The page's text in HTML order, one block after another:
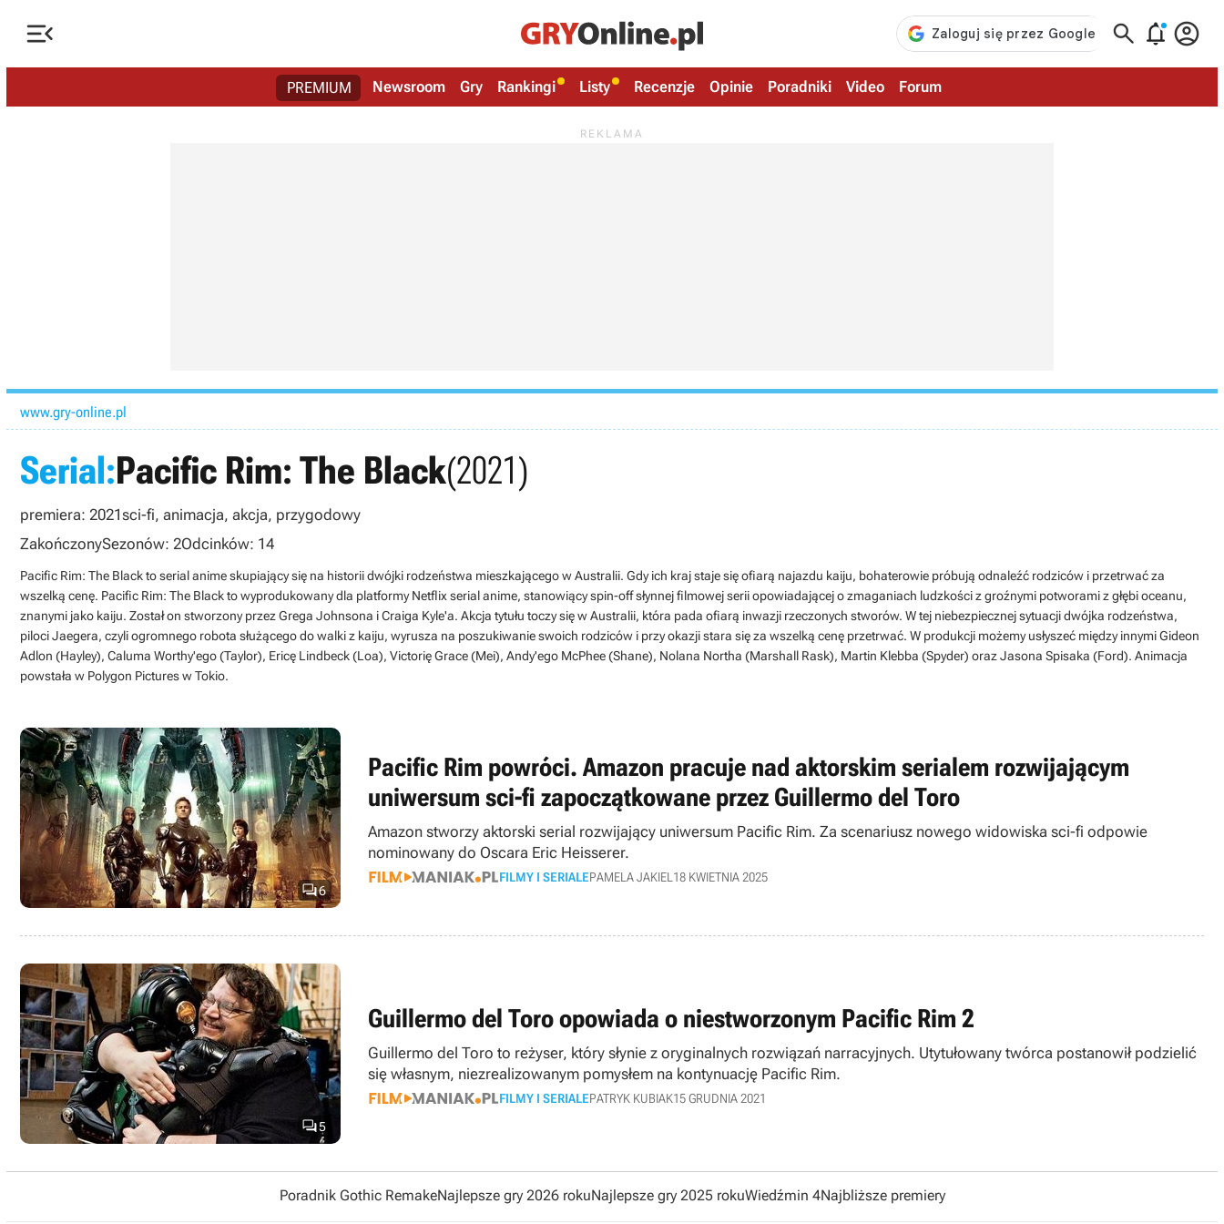
   
PREMIUM Newsroom Gry Rankingi Listy Recenzje Opinie Poradniki Video Forum
www.gry-online.pl
Serial:Pacific Rim: The Black(2021)
premiera: 2021sci-fi, animacja, akcja, przygodowy
ZakończonySezonów: 2Odcinków: 14
Pacific Rim: The Black to serial anime skupiający się na historii dwójki rodzeństwa mieszkającego w Australii. Gdy ich kraj staje się ofiarą najazdu kaiju, bohaterowie próbują odnaleźć rodziców i przetrwać za
wszelką cenę. Pacific Rim: The Black to wyprodukowany dla platformy Netflix serial anime, stanowiący spin-off słynnej filmowej serii opowiadającej o zmaganiach ludzkości z groźnymi potworami z głębi oceanu,
znanymi jako kaiju. Został on stworzony przez Grega Johnsona i Craiga Kyle'a. Akcja tytułu toczy się w Australii, która pada ofiarą inwazji rzeczonych stworów. W tej niebezpiecznej sytuacji dwójka rodzeństwa,
piloci Jaegera, czyli ogromnego robota służącego do walki z kaiju, wyrusza na poszukiwanie swoich rodziców i przy okazji stara się za wszelką cenę przetrwać. W produkcji możemy usłyszeć między innymi Gideon
Adlon (Hayley), Caluma Worthy'ego (Taylor), Ericę Lindbeck (Loa), Victorię Grace (Mei), Andy'ego McPhee (Shane), Nolana Northa (Marshall Rask), Martin Klebba (Spyder) oraz Jasona Spisaka (Ford). Animacja
powstała w Polygon Pictures w Tokio.
6
Pacific Rim powróci. Amazon pracuje nad aktorskim serialem rozwijającym
uniwersum sci-fi zapoczątkowane przez Guillermo del Toro
Amazon stworzy aktorski serial rozwijający uniwersum Pacific Rim. Za scenariusz nowego widowiska sci-fi odpowie
nominowany do Oscara Eric Heisserer.
FILMY I SERIALEPAMELA JAKIEL 18 KWIETNIA 2025
5
Guillermo del Toro opowiada o niestworzonym Pacific Rim 2
Guillermo del Toro to reżyser, który słynie z oryginalnych rozwiązań narracyjnych. Utytułowany twórca postanowił podzielić
się własnym, niezrealizowanym pomysłem na kontynuację Pacific Rim.
FILMY I SERIALEPATRYK KUBIAK15 GRUDNIA 2021
Poradnik Gothic RemakeNajlepsze gry 2026 rokuNajlepsze gry 2025 rokuWiedźmin 4Najbliższe premiery